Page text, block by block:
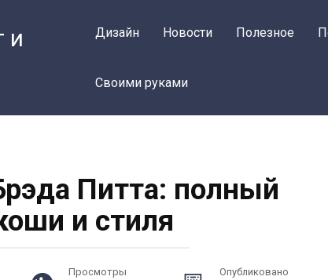
и
Дизайн Новости Полезное
Своими руками
Питта: полный
и стиля
Просмотры Опубликовано